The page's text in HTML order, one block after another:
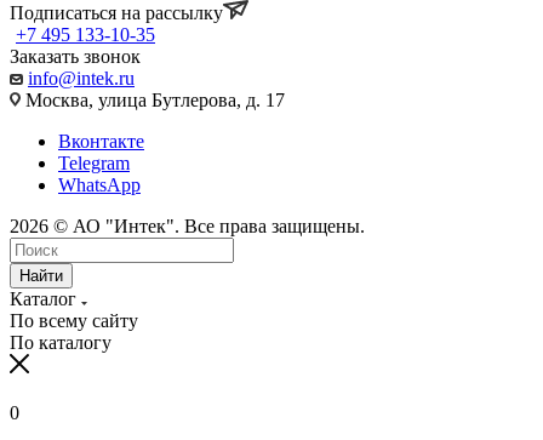
Подписаться на рассылку
+7 495 133-10-35
Заказать звонок
info@intek.ru
Москва, улица Бутлерова, д. 17
Вконтакте
Telegram
WhatsApp
2026 © АО "Интек". Все права защищены.
Найти
Каталог
По всему сайту
По каталогу
0